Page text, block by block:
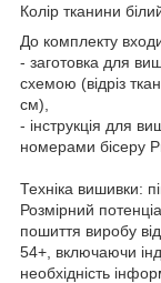
Колір тканини
До комплекту
- заготовка для
схемою (відріз
cм),
- інструкція для
номерами бісеру
Техніка вишивки:
Розмірний
пошиття виробу
54+, включаючи
необхідність